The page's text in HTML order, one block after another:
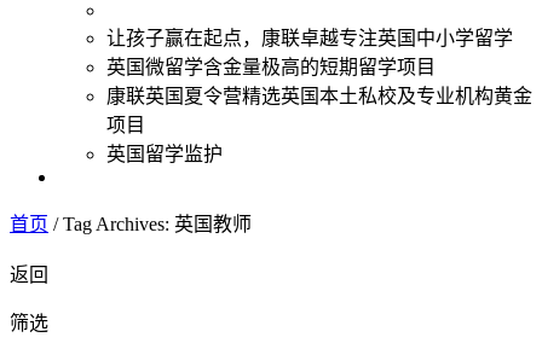
让孩子赢在起点，康联卓越专注英国中小学留学
英国微留学含金量极高的短期留学项目
康联英国夏令营精选英国本土私校及专业机构黄金
项目
英国留学监护
首页 /Tag Archives: 英国教师
返回
筛选